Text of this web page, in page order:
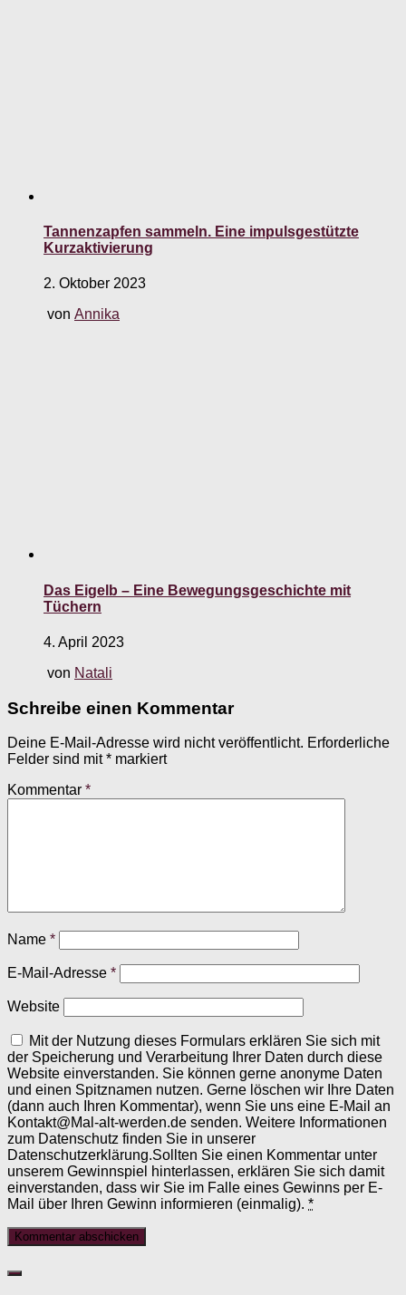
Tannenzapfen sammeln. Eine impulsgestützte
Kurzaktivierung
2. Oktober 2023
von Annika
Das Eigelb – Eine Bewegungsgeschichte mit
Tüchern
4. April 2023
von Natali
Schreibe einen Kommentar
Deine E-Mail-Adresse wird nicht veröffentlicht. Erforderliche
Felder sind mit* markiert
Kommentar *
Name *
E-Mail-Adresse *
Website
Mit der Nutzung dieses Formulars erklären Sie sich mit
der Speicherung und Verarbeitung Ihrer Daten durch diese
Website einverstanden. Sie können gerne anonyme Daten
und einen Spitznamen nutzen. Gerne löschen wir Ihre Daten
(dann auch Ihren Kommentar), wenn Sie uns eine E-Mail an
Kontakt@Mal-alt-werden.de senden. Weitere Informationen
zum Datenschutz finden Sie in unserer
Datenschutzerklärung.Sollten Sie einen Kommentar unter
unserem Gewinnspiel hinterlassen, erklären Sie sich damit
einverstanden, dass wir Sie im Falle eines Gewinns per E-
Mail über Ihren Gewinn informieren (einmalig). *